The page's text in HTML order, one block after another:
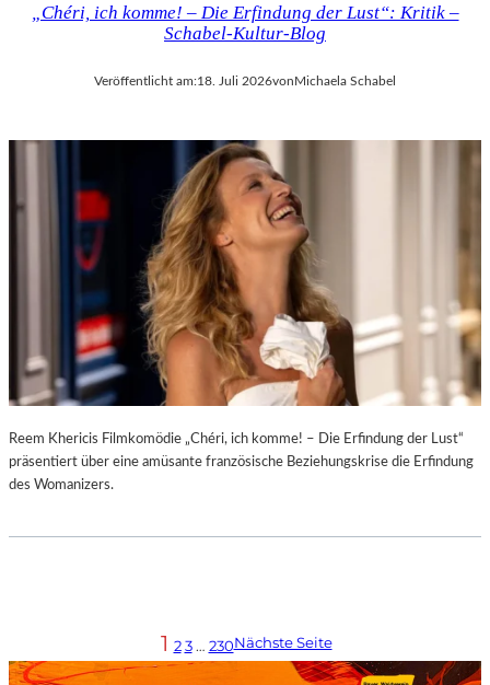
„Chéri, ich komme! – Die Erfindung der Lust“: Kritik –
Schabel-Kultur-Blog
Veröffentlicht am:18. Juli 2026vonMichaela Schabel
Reem Khericis Filmkomödie „Chéri, ich komme! – Die Erfindung der Lust“
präsentiert über eine amüsante französische Beziehungskrise die Erfindung
des Womanizers.
1 2 3 … 230Nächste Seite